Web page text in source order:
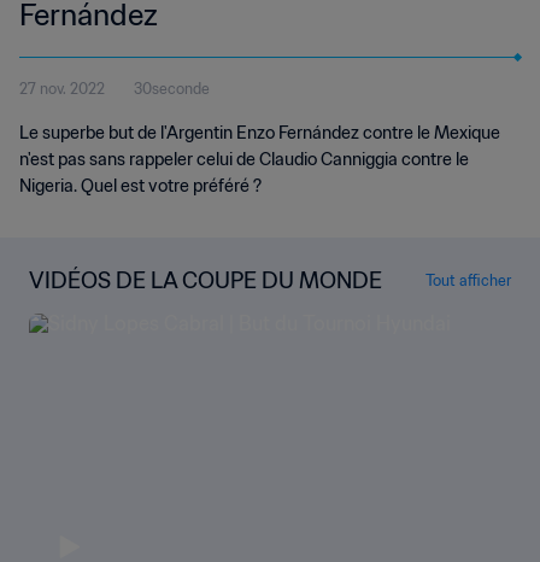
Fernández
27 nov. 2022 30seconde
Le superbe but de l'Argentin Enzo Fernández contre le Mexique
n'est pas sans rappeler celui de Claudio Canniggia contre le
Nigeria. Quel est votre préféré ?
VIDÉOS DE LA COUPE DU MONDE Tout afficher